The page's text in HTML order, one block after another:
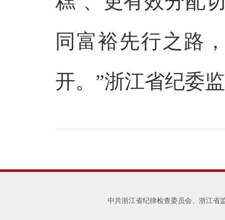
同富裕先行之路
开。”浙江省纪委
中共浙江省纪律检查委员会、浙江省